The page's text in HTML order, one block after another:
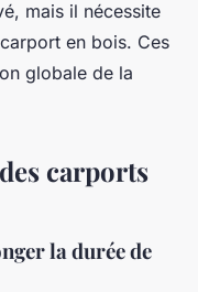
mais il nécessite
en bois. Ces
globale de la
carports
la durée de